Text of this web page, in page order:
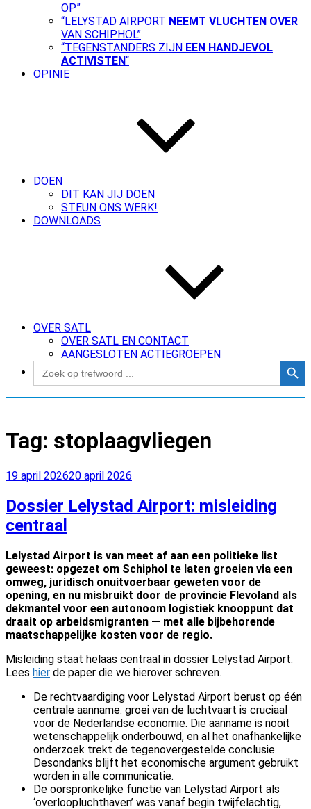
OP”
“LELYSTAD AIRPORT NEEMT VLUCHTEN OVER
VAN SCHIPHOL”
“TEGENSTANDERS ZIJN EEN HANDJEVOL
ACTIVISTEN“
OPINIE
DOEN
DIT KAN JIJ DOEN
STEUN ONS WERK!
DOWNLOADS
OVER SATL
OVER SATL EN CONTACT
AANGESLOTEN ACTIEGROEPEN
Zoek
naar:
Tag: stoplaagvliegen
Geplaatst
19 april 202620 april 2026
Dossier Lelystad Airport: misleiding
centraal
Lelystad Airport is van meet af aan een politieke list
geweest: opgezet om Schiphol te laten groeien via een
omweg, juridisch onuitvoerbaar geweten voor de
opening, en nu misbruikt door de provincie Flevoland als
dekmantel voor een autonoom logistiek knooppunt dat
draait op arbeidsmigranten — met alle bijbehorende
maatschappelijke kosten voor de regio.
Misleiding staat helaas centraal in dossier Lelystad Airport.
Lees hier de paper die we hierover schreven.
De rechtvaardiging voor Lelystad Airport berust op één
centrale aanname: groei van de luchtvaart is cruciaal
voor de Nederlandse economie. Die aanname is nooit
wetenschappelijk onderbouwd, en al het onafhankelijke
onderzoek trekt de tegenovergestelde conclusie.
Desondanks blijft het economische argument gebruikt
worden in alle communicatie.
De oorspronkelijke functie van Lelystad Airport als
‘overloopluchthaven’ was vanaf begin twijfelachtig,